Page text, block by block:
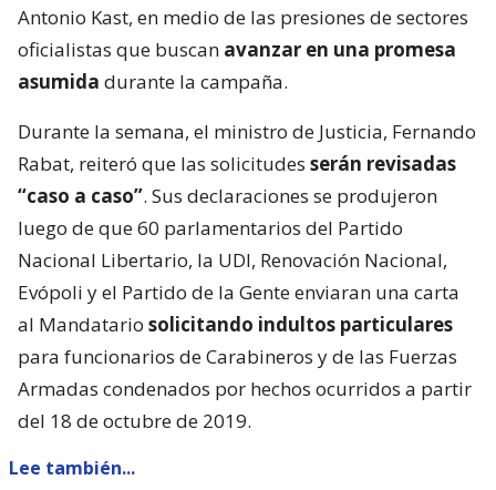
Antonio Kast, en medio de las presiones de sectores
oficialistas que buscan avanzar en una promesa
asumida durante la campaña.
Durante la semana, el ministro de Justicia, Fernando
Rabat, reiteró que las solicitudes serán revisadas
“caso a caso”. Sus declaraciones se produjeron
luego de que 60 parlamentarios del Partido
Nacional Libertario, la UDI, Renovación Nacional,
Evópoli y el Partido de la Gente enviaran una carta
al Mandatario solicitando indultos particulares
para funcionarios de Carabineros y de las Fuerzas
Armadas condenados por hechos ocurridos a partir
del 18 de octubre de 2019.
Lee también...